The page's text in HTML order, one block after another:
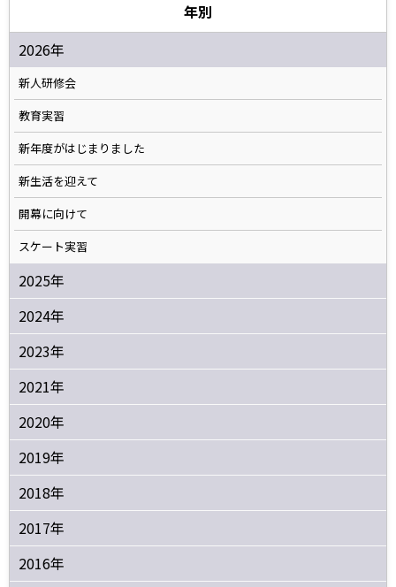
年別
2026年
新人研修会
教育実習
新年度がはじまりました
新生活を迎えて
開幕に向けて
スケート実習
2025年
2024年
2023年
2021年
2020年
2019年
2018年
2017年
2016年